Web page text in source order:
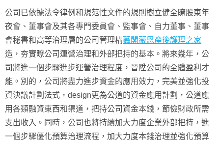
公司已依據法令律例和規范性文件的規則樹立健全瞭股東年
夜會、董事會及其各專門委員會、監事會、自力董事、董事
會秘書和高等治理層的公司管理構薇閣薇恩產後護理之家
造，夯實瞭公司運營治理和外部把持的基本。將來幾年，公
司將進一個步驟進步運營治理程度，晉陞公司的全體盈利才
能。別的，公司將盡力進步資金的應用效力，完美並強化投
資決議計劃法式，design更為公道的資金應用計劃，公道應
用各類融資東西和渠道，把持公司資金本錢，節儉財政所需
支出收入。同時，公司也將持續加大力度企業外部把持，進
一個步驟優化預算治理流程，加大力度本錢治理並強化預算